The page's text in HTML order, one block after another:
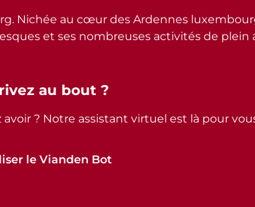
au bout ?
? Notre assistant virtuel est là pour
le Vianden Bot
Nichée au cœur des Ardennes
et ses nombreuses activités de plein